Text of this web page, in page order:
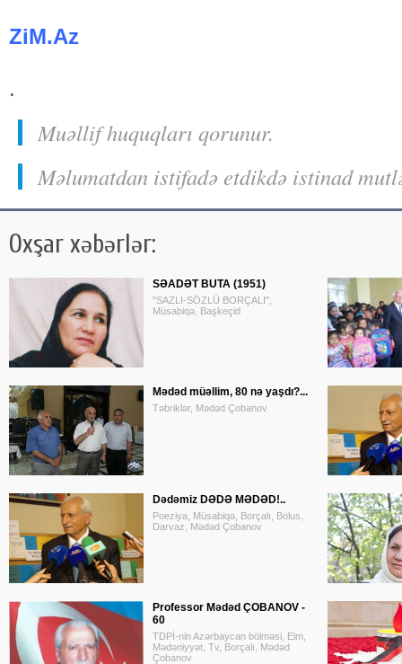
ZiM.Az
.
Muəllif huquqları qorunur.
Məlumatdan istifadə etdikdə istinad
Oxşar xəbərlər:
SƏADƏT BUTA (1951)
"SAZLI-SÖZLÜ BORÇALI",
Müsabiqə, Başkeçid
Mədəd müəllim, 80 nə yaşdı?...
Təbriklər, Mədəd Çobanov
Dədəmiz DƏDƏ MƏDƏD!..
Poeziya, Müsabiqə, Borçalı, Bolus,
Darvaz, Mədəd Çobanov
Professor Mədəd ÇOBANOV -
60
TDPİ-nin Azərbaycan bölməsi, Elm,
Mədəniyyət, Tv, Borçalı, Mədəd
Çobanov